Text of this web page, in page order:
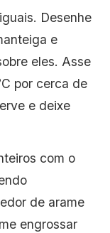
Desenhe
e
eles. Asse
por cerca de
e deixe
com o
de arame
engrossar